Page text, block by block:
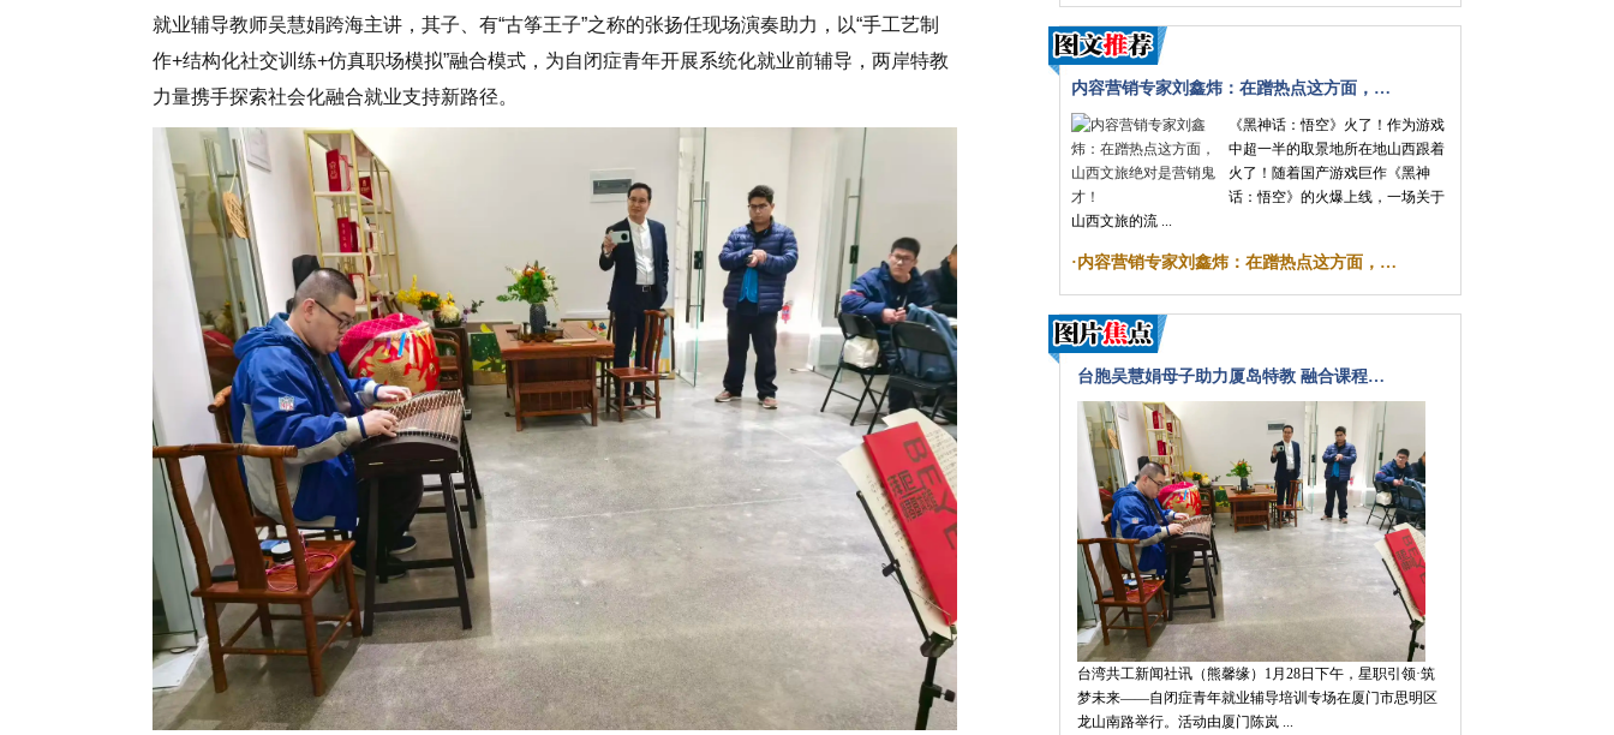
就业辅导教师吴慧娟跨海主讲，其子、有“古筝王子”之称的张扬任现场演奏助力，以“手工艺制
作+结构化社交训练+仿真职场模拟”融合模式，为自闭症青年开展系统化就业前辅导，两岸特教
力量携手探索社会化融合就业支持新路径。
内容营销专家刘鑫炜：在蹭热点这方面，…
《黑神话：悟空》火了！作为游戏
中超一半的取景地所在地山西跟着
火了！随着国产游戏巨作《黑神
话：悟空》的火爆上线，一场关于
山西文旅的流 ...
·内容营销专家刘鑫炜：在蹭热点这方面，…
台胞吴慧娟母子助力厦岛特教 融合课程…
台湾共工新闻社讯（熊馨缘）1月28日下午，星职引领·筑
梦未来——自闭症青年就业辅导培训专场在厦门市思明区
龙山南路举行。活动由厦门陈岚 ...